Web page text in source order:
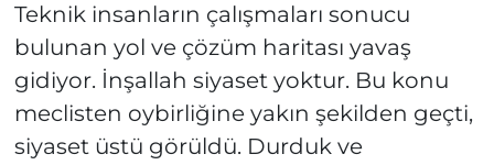
Teknik insanların çalışmaları sonucu
bulunan yol ve çözüm haritası yavaş
gidiyor. İnşallah siyaset yoktur. Bu konu
meclisten oybirliğine yakın şekilden geçti,
siyaset üstü görüldü. Durduk ve